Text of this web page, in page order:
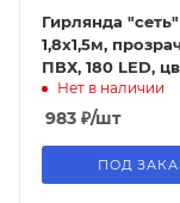
Гирлянда "сеть"
1,8х1,5м,
ПВХ, 180 LED,
Синий 215-133
Нет в наличии
983 ₽/шт
ПОД